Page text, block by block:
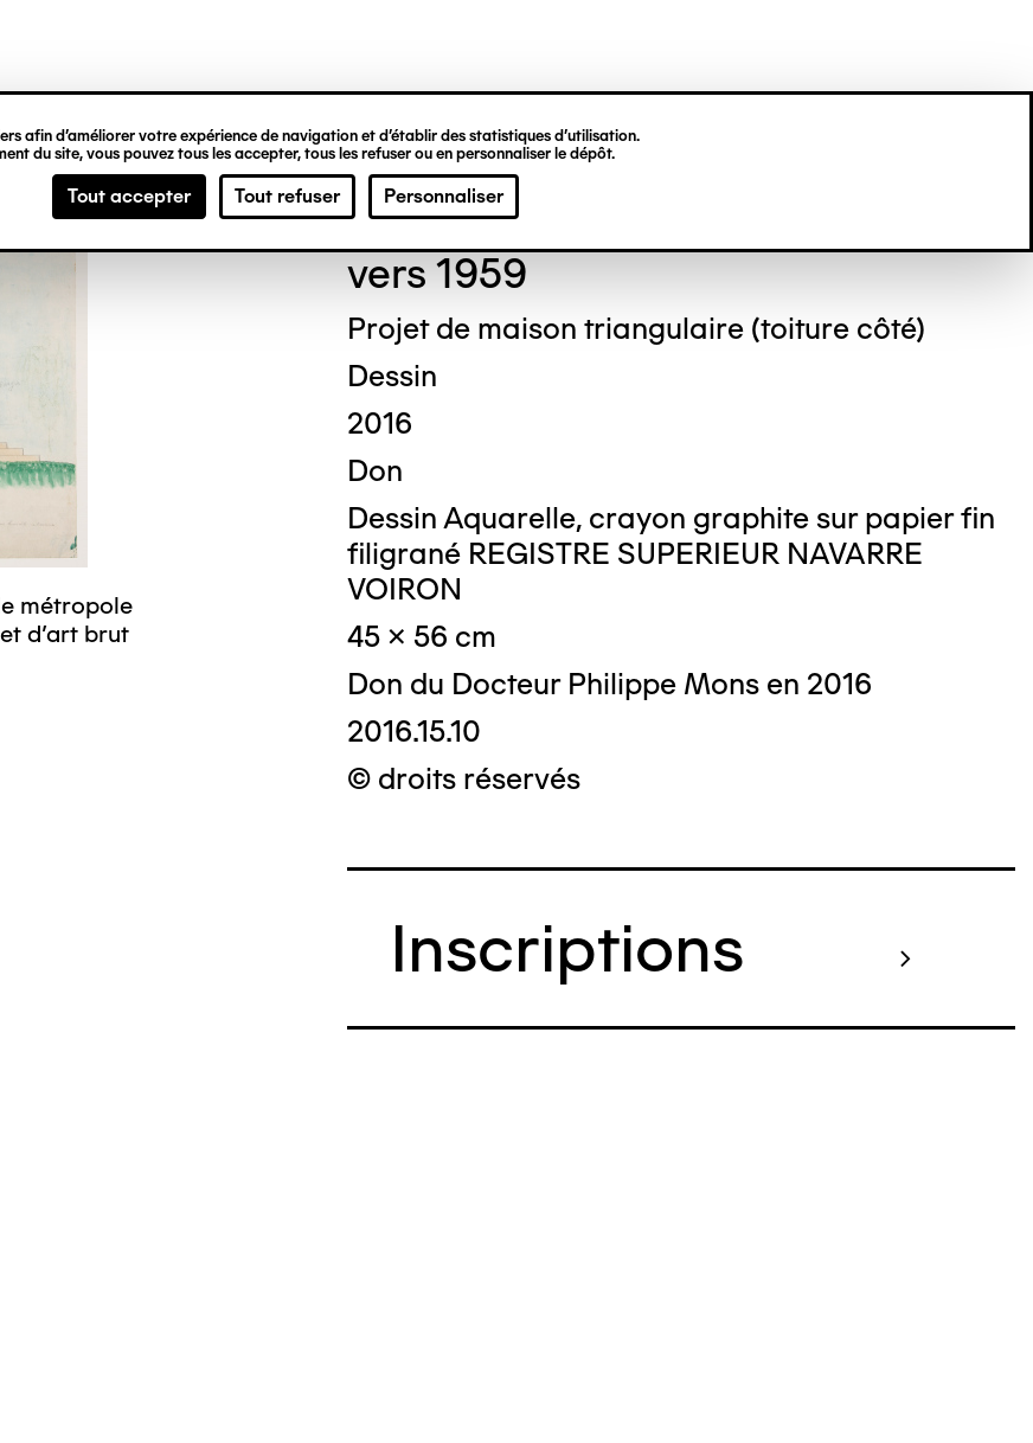
afin d’améliorer votre expérience de navigation et d’établir des statistiques d’utilisation.
du site, vous pouvez tous les accepter, tous les refuser ou en personnaliser le dépôt.
Tout accepter Tout refuser Personnaliser
métropole
d’art brut
Désiré GEELEN
vers 1959
Projet de maison triangulaire (toiture côté)
Dessin
2016
Don
Dessin Aquarelle, crayon graphite sur papier fin
filigrané REGISTRE SUPERIEUR NAVARRE
VOIRON
45 x 56 cm
Don du Docteur Philippe Mons en 2016
2016.15.10
© droits réservés
Inscriptions